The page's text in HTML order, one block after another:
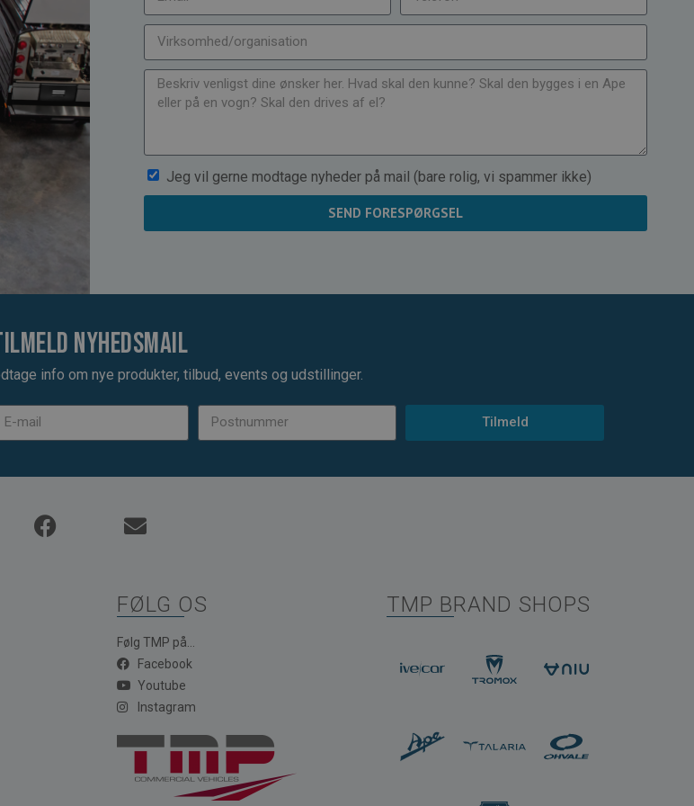
Jeg vil gerne modtage nyheder på mail (bare rolig, vi spammer ikke)
SEND FORESPØRGSEL
nyhedsmail
info om nye produkter, tilbud, events og udstillinger.
Tilmeld
FØLG OS
Følg TMP på...
Facebook
Youtube
Instagram
TMP BRAND SHOPS